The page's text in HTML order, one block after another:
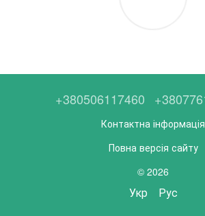
+380506117460
Контактна інформація
Повна версія сайту
© 2026
Укр Рус